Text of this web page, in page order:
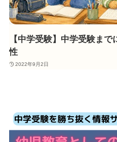
【中学受験】中学受験ま
性
2022年9月2日